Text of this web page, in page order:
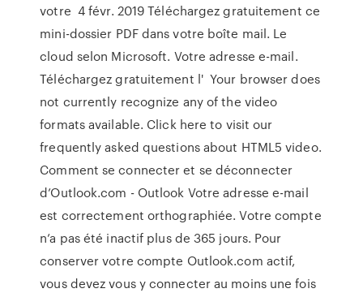
votre 4 févr. 2019 Téléchargez gratuitement ce
mini-dossier PDF dans votre boîte mail. Le
cloud selon Microsoft. Votre adresse e-mail.
Téléchargez gratuitement l' Your browser does
not currently recognize any of the video
formats available. Click here to visit our
frequently asked questions about HTML5 video.
Comment se connecter et se déconnecter
d’Outlook.com - Outlook Votre adresse e-mail
est correctement orthographiée. Votre compte
n’a pas été inactif plus de 365 jours. Pour
conserver votre compte Outlook.com actif,
vous devez vous y connecter au moins une fois